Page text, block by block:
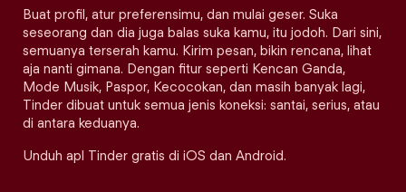
Buat profil, atur preferensimu, dan mulai geser. Suka
seseorang dan dia juga balas suka kamu, itu jodoh. Dari sini,
semuanya terserah kamu. Kirim pesan, bikin rencana, lihat
aja nanti gimana. Dengan fitur seperti Kencan Ganda,
Mode Musik, Paspor, Kecocokan, dan masih banyak lagi,
Tinder dibuat untuk semua jenis koneksi: santai, serius, atau
di antara keduanya.
Unduh apl Tinder gratis di iOS dan Android.